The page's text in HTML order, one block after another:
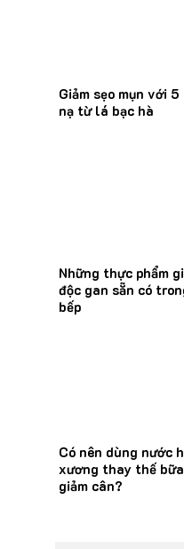
Giảm sẹo mụn với
nạ từ lá bạc hà
Những thực phẩm
độc gan sẵn có
bếp
Có nên dùng nước
xương thay thế
giảm cân?